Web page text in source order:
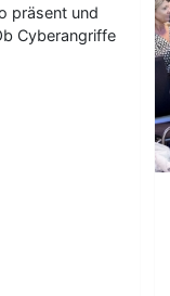
präsent und
Cyberangriffe